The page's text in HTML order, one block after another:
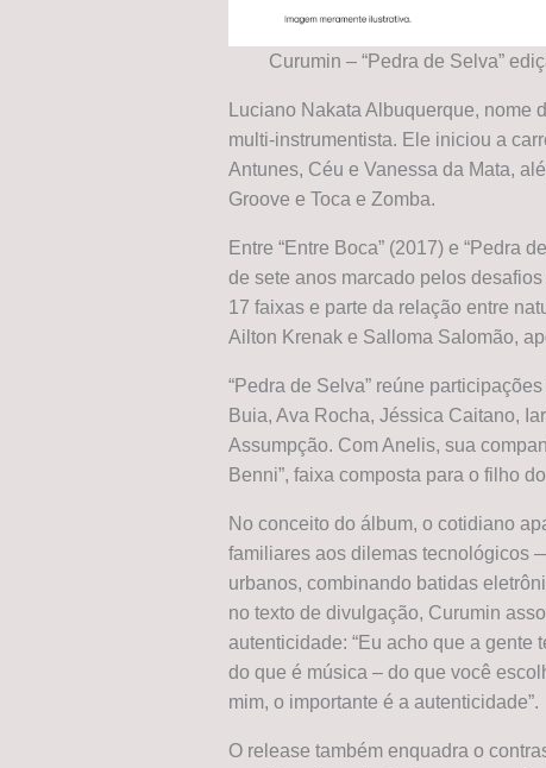
Curumin – “Pedra de Selva”
Luciano Nakata Albuquerque, nome
multi-instrumentista. Ele iniciou a
Antunes, Céu e Vanessa da Mata,
Groove e Toca e Zomba.
Entre “Entre Boca” (2017) e “Pedra
de sete anos marcado pelos
17 faixas e parte da relação entre
Ailton Krenak e Salloma Salomão,
“Pedra de Selva” reúne
Buia, Ava Rocha, Jéssica Caitano,
Assumpção. Com Anelis, sua
Benni”, faixa composta para o filho
No conceito do álbum, o cotidiano
familiares aos dilemas tecnológicos
urbanos, combinando batidas
no texto de divulgação, Curumin
autenticidade: “Eu acho que a gente
do que é música – do que você
mim, o importante é a autenticidade”.
O release também enquadra o